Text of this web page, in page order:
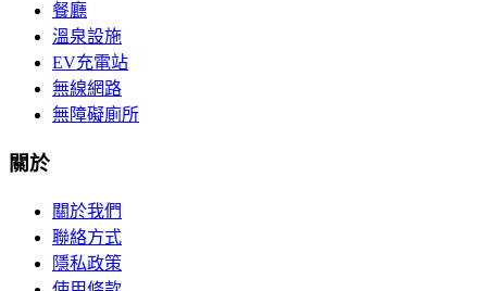
餐廳
溫泉設施
EV充電站
無線網路
無障礙廁所
關於
關於我們
聯絡方式
隱私政策